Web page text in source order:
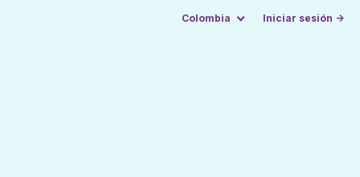
Colombia Iniciar sesión →